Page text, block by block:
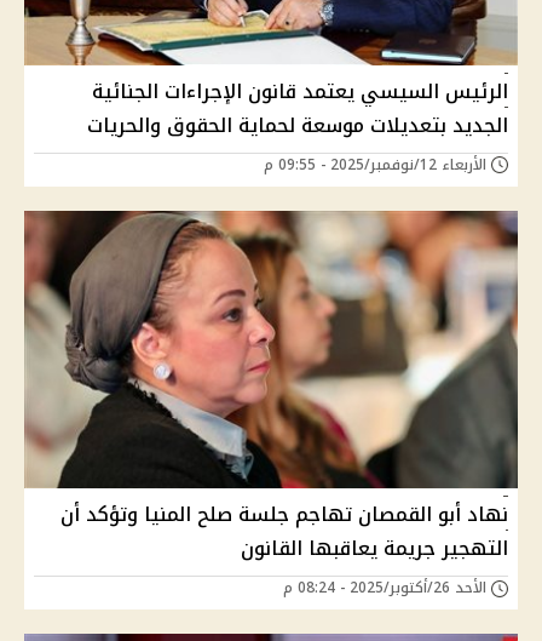
الرئيس السيسي يعتمد قانون الإجراءات الجنائية
الجديد بتعديلات موسعة لحماية الحقوق والحريات
الأربعاء 12/نوفمبر/2025 - 09:55 م
نهاد أبو القمصان تهاجم جلسة صلح المنيا وتؤكد أن
التهجير جريمة يعاقبها القانون
الأحد 26/أكتوبر/2025 - 08:24 م